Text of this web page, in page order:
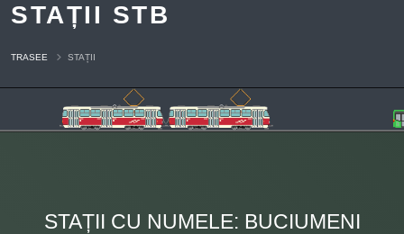
STAȚII STB
TRASEE STAȚII
STAȚII CU NUMELE: BUCIUMENI